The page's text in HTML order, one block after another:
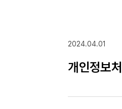
2024.04.01
개인정보